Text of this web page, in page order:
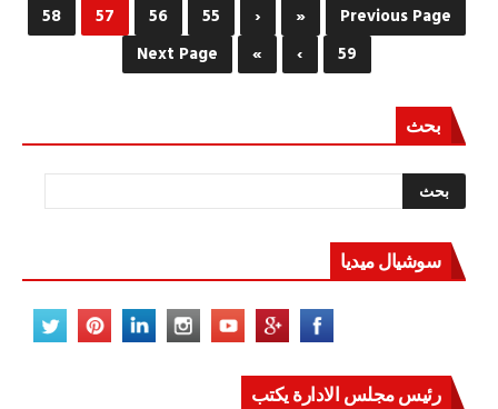
الرئيس
وجه
للمشروع
للمستشفيات
النموذجية
Previous Page
55
56
57
58
59
Next Page
بحث
سوشيال ميديا
رئيس مجلس الادارة يكتب